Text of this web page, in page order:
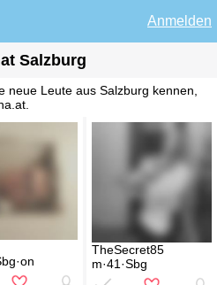
Anmelden
Salzburg
neue Leute aus Salzburg kennen,
TheSecret85
m·41·Sbg